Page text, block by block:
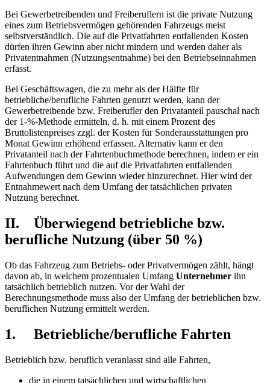
Bei Gewerbetreibenden und Freiberuflern ist die private Nutzung
eines zum Betriebsvermögen gehörenden Fahrzeugs meist
selbstverständlich. Die auf die Privatfahrten entfallenden Kosten
dürfen ihren Gewinn aber nicht mindern und werden daher als
Privatentnahmen (Nutzungsentnahme) bei den Betriebseinnahmen
erfasst.
Bei Geschäftswagen, die zu mehr als der Hälfte für
betriebliche/berufliche Fahrten genutzt werden, kann der
Gewerbetreibende bzw. Freiberufler den Privatanteil pauschal nach
der 1-%-Methode ermitteln, d. h. mit einem Prozent des
Bruttolistenpreises zzgl. der Kosten für Sonderausstattungen pro
Monat Gewinn erhöhend erfassen. Alternativ kann er den
Privatanteil nach der Fahrtenbuchmethode berechnen, indem er ein
Fahrtenbuch führt und die auf die Privatfahrten entfallenden
Aufwendungen dem Gewinn wieder hinzurechnet. Hier wird der
Entnahmewert nach dem Umfang der tatsächlichen privaten
Nutzung berechnet.
II. Überwiegend betriebliche bzw.
berufliche Nutzung (über 50 %)
Ob das Fahrzeug zum Betriebs- oder Privatvermögen zählt, hängt
davon ab, in welchem prozentualen Umfang Unternehmer ihn
tatsächlich betrieblich nutzen. Vor der Wahl der
Berechnungsmethode muss also der Umfang der betrieblichen bzw.
beruflichen Nutzung ermittelt werden.
1. Betriebliche/berufliche Fahrten
Betrieblich bzw. beruflich veranlasst sind alle Fahrten,
die in einem tatsächlichen und wirtschaftlichen